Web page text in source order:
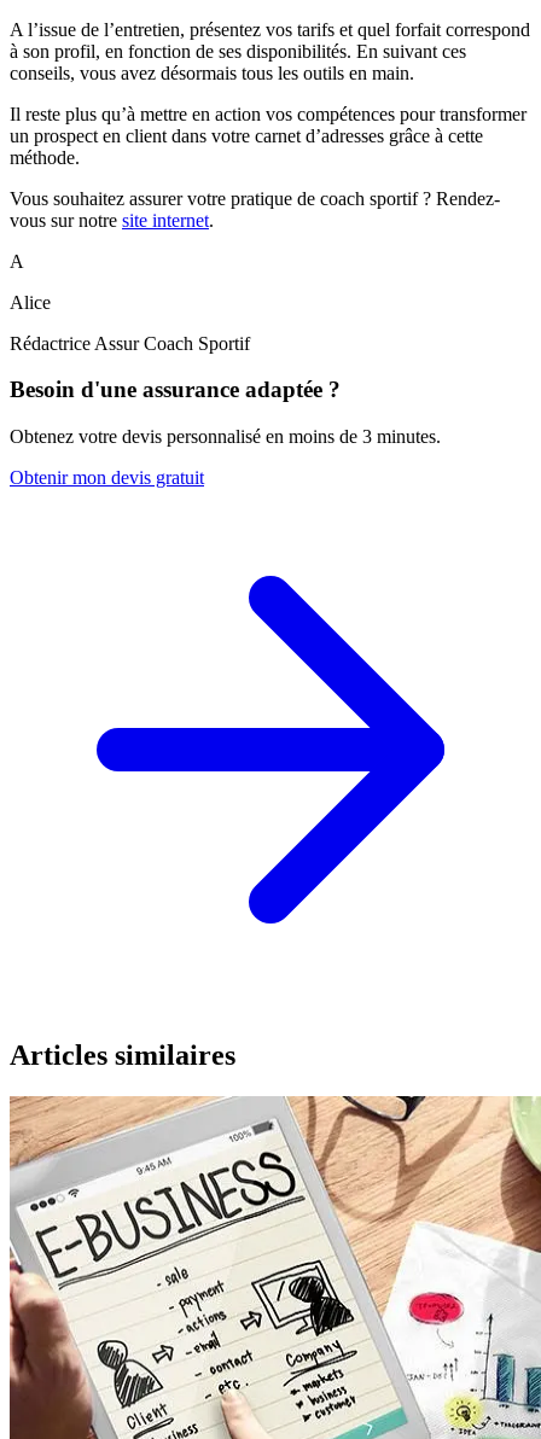
A l’issue de l’entretien, présentez vos tarifs et quel forfait correspond
à son profil, en fonction de ses disponibilités. En suivant ces
conseils, vous avez désormais tous les outils en main.
Il reste plus qu’à mettre en action vos compétences pour transformer
un prospect en client dans votre carnet d’adresses grâce à cette
méthode.
Vous souhaitez assurer votre pratique de coach sportif ? Rendez-
vous sur notre site internet.
A
Alice
Rédactrice Assur Coach Sportif
Besoin d'une assurance adaptée ?
Obtenez votre devis personnalisé en moins de 3 minutes.
Obtenir mon devis gratuit
Articles similaires